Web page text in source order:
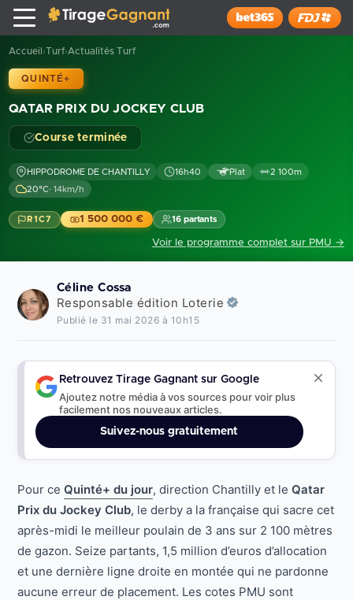
x
Tirage Gagnant
Installer
Accueil ›Turf›Actualités Turf
QUINTÉ+
Course terminée
HIPPODROME DE CHANTILLY 16h40 Plat
2 100m
20°C· 14km/h
R1C7 1 500 000 € 16 partants
Voir le programme complet sur PMU →
Céline Cossa
Responsable édition Loterie
Publié le 31 mai 2026 à 10h15
Retrouvez Tirage Gagnant sur Google
Ajoutez notre média à vos sources pour voir plus
facilement nos nouveaux articles.
Suivez-nous gratuitement
Pour ce Quinté+ du jour, direction Chantilly et le Qatar
Prix du Jockey Club, le derby a la française qui sacre cet
après-midi le meilleur poulain de 3 ans sur 2 100 mètres
de gazon. Seize partants, 1,5 million d’euros d’allocation
et une dernière ligne droite en montée qui ne pardonne
aucune erreur de placement. Les cotes PMU sont